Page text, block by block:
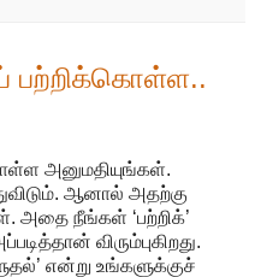
பற்றிக்கொள்ள..
அனுமதியுங்கள்.
ஆனால் அதற்கு
அதை நீங்கள் ‘பற்றிக்’
விரும்புகிறது.
என்று உங்களுக்குச்